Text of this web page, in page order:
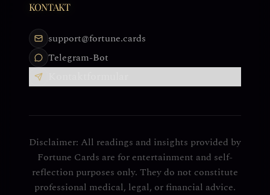
KONTAKT
support@fortune.cards
Telegram-Bot
Disclaimer: All readings and insights provided by
Fortune Cards are for entertainment and self-
reflection purposes only. They do not constitute
professional medical, legal, or financial advice.